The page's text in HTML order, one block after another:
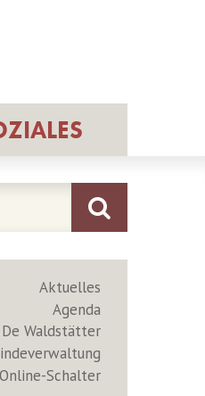
Aktuelles
Agenda
De Waldstätter
Online-Schalter